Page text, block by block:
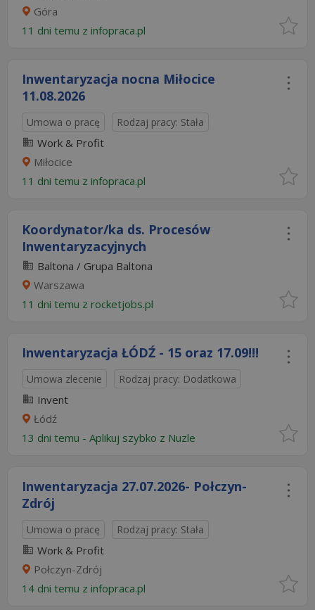
Góra
11 dni temu z infopraca.pl
Inwentaryzacja nocna Miłocice​
11.08.2026
Umowa o pracę Rodzaj pracy: Stała
Work & Profit
Miłocice
11 dni temu z infopraca.pl
Koordynator/ka ds. Procesów
Inwentaryzacyjnych
Baltona / Grupa Baltona
Warszawa
11 dni temu z rocketjobs.pl
Inwentaryzacja ŁÓDŹ - 15 oraz 17.09!!!
Umowa zlecenie Rodzaj pracy: Dodatkowa
Invent
Łódź
13 dni temu - Aplikuj szybko z Nuzle
Inwentaryzacja 27.07.2026- Połczyn-
Zdrój
Umowa o pracę Rodzaj pracy: Stała
Work & Profit
Połczyn-Zdrój
14 dni temu z infopraca.pl